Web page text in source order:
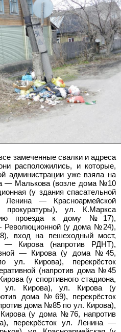
замеченные свалки и адреса
расположились, и которые,
администрации уже взяла на
— Малькова (возле дома №10
(у здания спасательной
Ленина — Красноармейской
прокуратуры), ул.
К.Маркса
проезда к дому №17),
Революционной (у дома №24),
вход на пешеходный мост,
— Кирова (напротив РДНТ),
— Кирова (у дома №45,
ул.
Кирова), перекрёсток
(напротив дома №45
Кирова (у спортивного стадиона,
ул.
Кирова), ул.
Кирова (у
дома №69), перекрёсток
дома №85 по ул. Кирова),
(у дома №76, напротив
перекрёсток ул.
Ленина —